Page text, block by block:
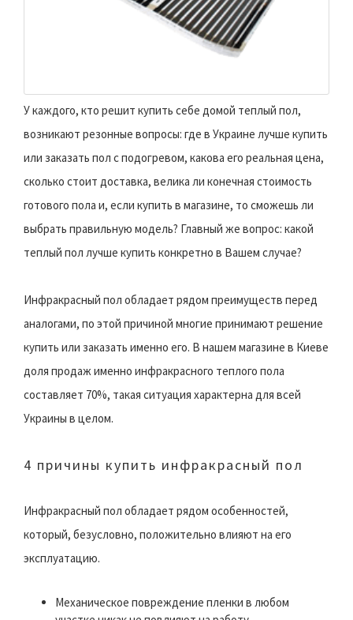
У каждого, кто решит купить себе домой теплый пол,
возникают резонные вопросы: где в Украине лучше купить
или заказать пол с подогревом, какова его реальная цена,
сколько стоит доставка, велика ли конечная стоимость
готового пола и, если купить в магазине, то сможешь ли
выбрать правильную модель? Главный же вопрос: какой
теплый пол лучше купить конкретно в Вашем случае?
Инфракрасный пол обладает рядом преимуществ перед
аналогами, по этой причиной многие принимают решение
купить или заказать именно его. В нашем магазине в Киеве
доля продаж именно инфракрасного теплого пола
составляет 70%, такая ситуация характерна для всей
Украины в целом.
4 причины купить инфракрасный пол
Инфракрасный пол обладает рядом особенностей,
который, безусловно, положительно влияют на его
эксплуатацию.
Механическое повреждение пленки в любом